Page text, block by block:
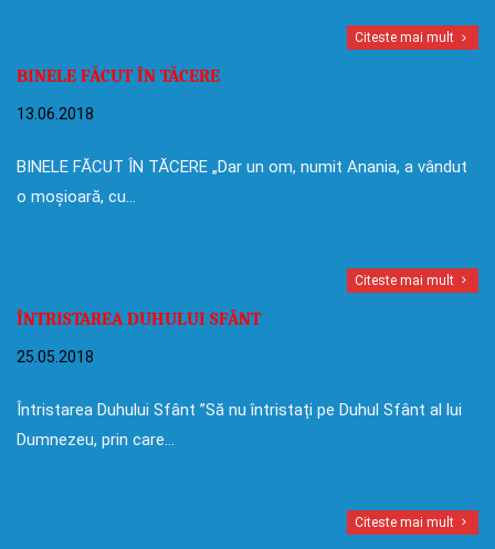
Citeste mai mult
BINELE FĂCUT ÎN TĂCERE
13.06.2018
BINELE FĂCUT ÎN TĂCERE „Dar un om, numit Anania, a vândut
o moșioară, cu…
Citeste mai mult
ÎNTRISTAREA DUHULUI SFÂNT
25.05.2018
Întristarea Duhului Sfânt ”Să nu întristați pe Duhul Sfânt al lui
Dumnezeu, prin care…
Citeste mai mult